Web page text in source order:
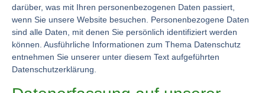
darüber, was mit Ihren personenbezogenen Daten passiert,
wenn Sie unsere Website besuchen. Personenbezogene Daten
sind alle Daten, mit denen Sie persönlich identifiziert werden
können. Ausführliche Informationen zum Thema Datenschutz
entnehmen Sie unserer unter diesem Text aufgeführten
Datenschutzerklärung.